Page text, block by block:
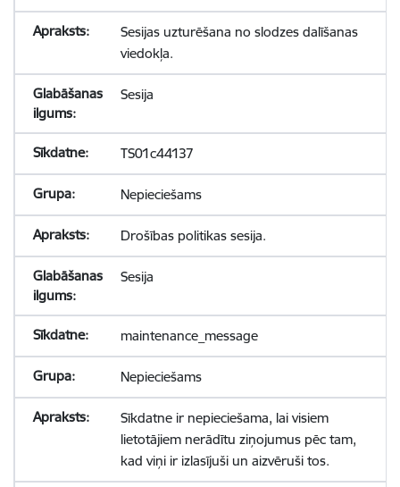
Sesijas uzturēšana no slodzes dalīšanas
viedokļa.
Sesija
TS01c44137
Nepieciešams
Drošības politikas sesija.
Sesija
maintenance_message
Nepieciešams
Sīkdatne ir nepieciešama, lai visiem
lietotājiem nerādītu ziņojumus pēc tam,
kad viņi ir izlasījuši un aizvēruši tos.